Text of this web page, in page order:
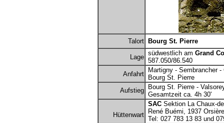
Talort Bourg St. Pierre
Lage
südwestlich am Grand
587.050/86.540
Anfahrt
Martigny - Sembrancher
Bourg St. Pierre
Aufstieg
Bourg St. Pierre -
Gesamtzeit ca. 4h 30'
Hüttenwart
SAC Sektion La Chaux-
René Buémi, 1937
Tel: 027 783 13 83 und